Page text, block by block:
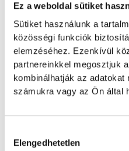
Ez a weboldal sütiket
Sütiket használunk a
közösségi funkciók
elemzéséhez. Ezenkívül
partnereinkkel megosztjuk
kombinálhatják az
számukra vagy az Ön által
Elengedhetetlen
Rendhagyó
idő szerint 8:35
SpaceX egyik
becsapódást a
látni, a
eseményt.
Rekordok